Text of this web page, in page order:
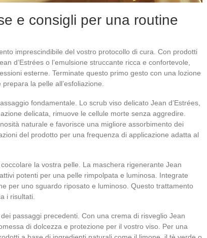
e consigli per una routine
imprescindibile del vostro protocollo di cura. Con prodotti
d’Estrées o l’emulsione struccante ricca e confortevole,
esterne. Terminate questo primo gesto con una lozione
la pelle all’esfoliazione.
fondamentale. Lo scrub viso delicato Jean d’Estrées,
delicata, rimuove le cellule morte senza aggredire.
naturale e favorisce una migliore assorbimento dei
del prodotto per una frequenza di applicazione adatta al
la vostra pelle. La maschera rigenerante Jean
potenti per una pelle rimpolpata e luminosa. Integrate
per uno sguardo riposato e luminoso. Questo trattamento
i risultati.
passaggi precedenti. Con una crema di risveglio Jean
di dolcezza e protezione per il vostro viso. Per una